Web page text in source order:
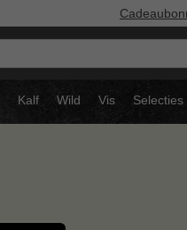
Kalf Wild Vis Selecties